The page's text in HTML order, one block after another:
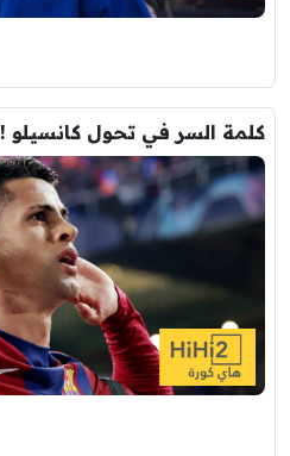
كلمة السر في تحول كانسيلو !